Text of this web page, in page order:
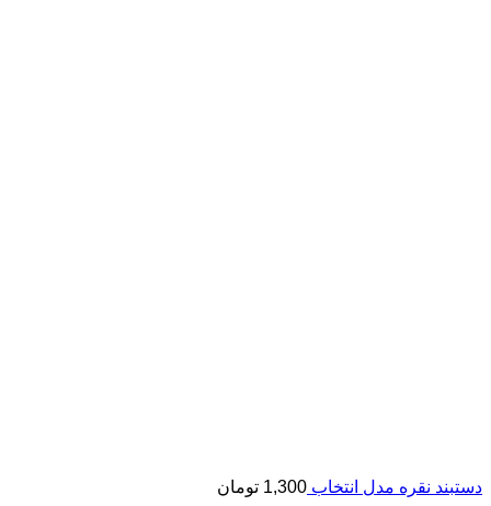
دستبند نقره مدل انتخاب 1,300 تومان